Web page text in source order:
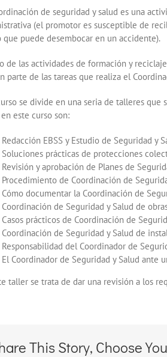
de seguridad y salud es una
(el promotor es susceptible de
que puede desembocar en un accidente).
de las actividades de formación y
parte de las tareas que realiza el
se divide en una seria de talleres
este curso son:
Redacción EBSS y Estudio de Seguridad y
Soluciones prácticas de protecciones
Revisión y aprobación de Planes de
Procedimiento de Coordinación de
Cómo documentar la Coordinación de
Coordinación de Seguridad y Salud de
Casos prácticos de Coordinación de
Coordinación de Seguridad y Salud de
Responsabilidad del Coordinador de
El Coordinador de Seguridad y Salud ante
taller se trata de dar una revisión a los
This Story, Choose